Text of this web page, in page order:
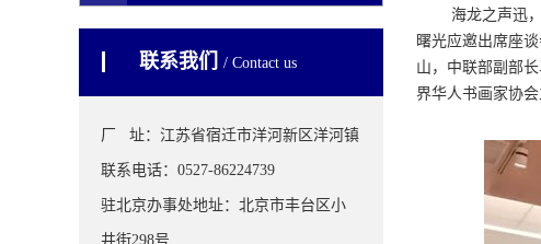
联系我们 / Contact us
厂 址：江苏省宿迁市洋河新区洋河镇
联系电话：0527-86224739
驻北京办事处地址：北京市丰台区小
井街298号
海龙之声迅
曙光应邀出席座
山，中联部副部
界华人书画家协